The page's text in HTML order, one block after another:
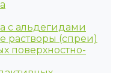
с альдегидами
растворы (спреи)
поверхностно-